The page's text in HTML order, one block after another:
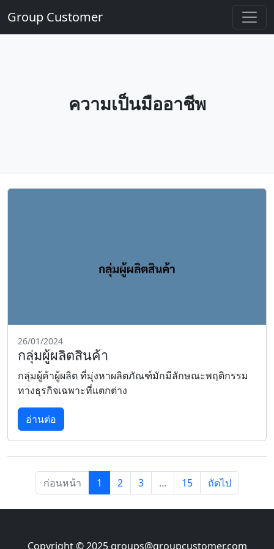
Group Customer
ความเป็นมืออาชีพ
26/01/2024
กลุ่มผู้ผลิตสินค้า
กลุ่มผู้ค้าผู้ผลิต ที่มุ่งหาผลิตภัณฑ์มักมีลักษณะพฤติกรรม
ทางธุรกิจเฉพาะที่แตกต่าง
อ่านต่อ
ก่อนหน้า 1 2 3 ... 15 ถัดไป
Copyright © 2025 groups@groupcustomer.com